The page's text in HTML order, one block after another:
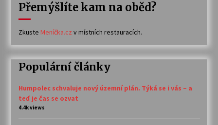
Přemýšlíte kam na oběd?
Zkuste Meníčka.cz v místních restauracích.
Populární články
Humpolec schvaluje nový územní plán. Týká se i vás – a
teď je čas se ozvat
4.4k views